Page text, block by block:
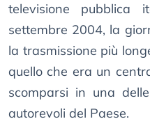
televisione pubblica
settembre 2004, la
la trasmissione più
quello che era un
scomparsi in una
autorevoli del Paese.